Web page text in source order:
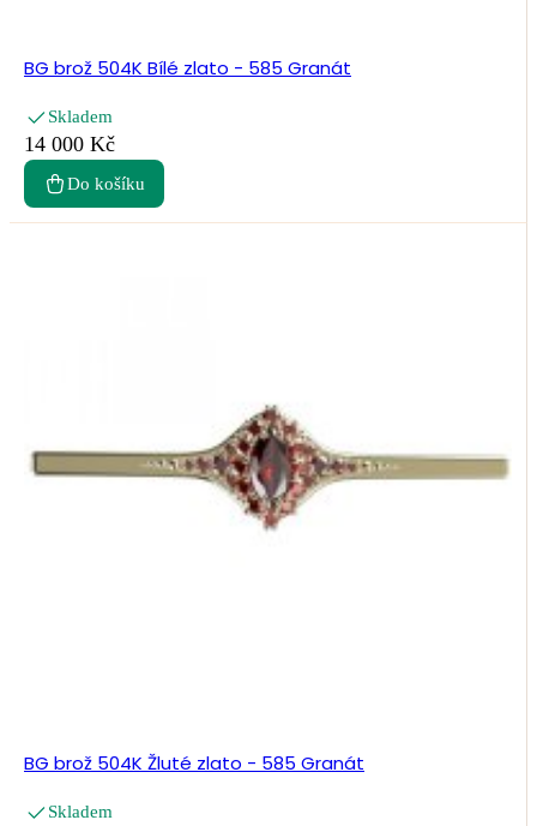
BG brož 504K Bílé zlato - 585 Granát
Skladem
14 000 Kč
Do košíku
BG brož 504K Žluté zlato - 585 Granát
Skladem